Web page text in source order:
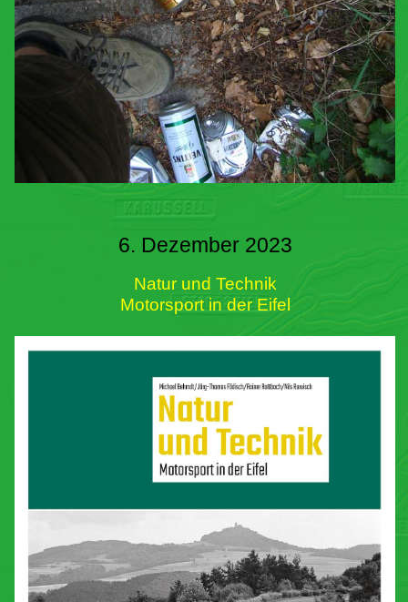
6. Dezember 2023
Natur und Technik
Motorsport in der Eifel